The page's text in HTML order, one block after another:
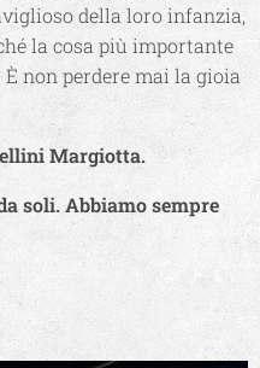
della loro infanzia,
la cosa più importante
non perdere mai la gioia
Margiotta.
soli. Abbiamo sempre